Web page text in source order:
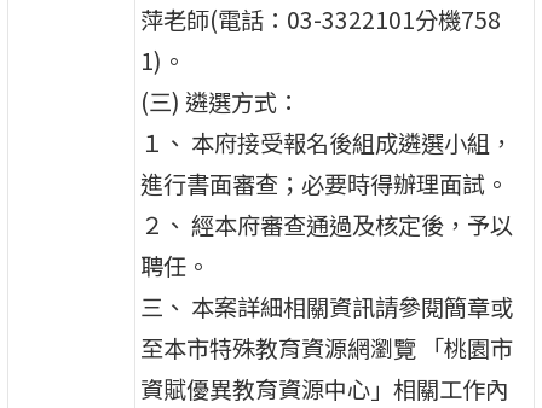
萍老師(電話：03-3322101分機758
1)。
(三) 遴選方式：
１、 本府接受報名後組成遴選小組，
進行書面審查；必要時得辦理面試。
２、 經本府審查通過及核定後，予以
聘任。
三、 本案詳細相關資訊請參閱簡章或
至本市特殊教育資源網瀏覽 「桃園市
資賦優異教育資源中心」相關工作內